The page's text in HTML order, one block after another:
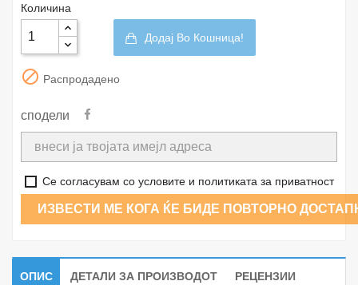
Количина
Додај Во Кошница!
 Распродадено
сподели
Се согласувам со условите и политиката за приватност
ИЗВЕСТИ МЕ КОГА ЌЕ БИДЕ ПОВТОРНО
ОПИС ДЕТАЛИ ЗА ПРОИЗВОДОТ РЕЦЕНЗИИ